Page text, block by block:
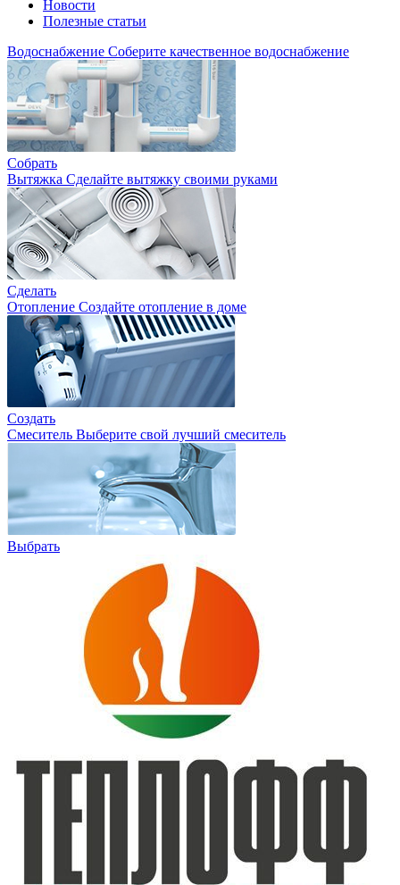
Новости
Полезные статьи
Водоснабжение Соберите качественное водоснабжение
Собрать
Вытяжка Сделайте вытяжку своими руками
Сделать
Отопление Создайте отопление в доме
Создать
Смеситель Выберите свой лучший смеситель
Выбрать